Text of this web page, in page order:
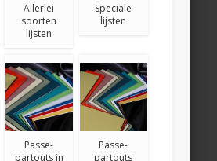
Allerlei
soorten
lijsten
Speciale
lijsten
Passe-
partouts in
Passe-
partouts